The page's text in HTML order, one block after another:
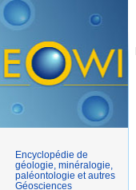
Encyclopédie de
géologie, minéralogie,
paléontologie et autres
Géosciences